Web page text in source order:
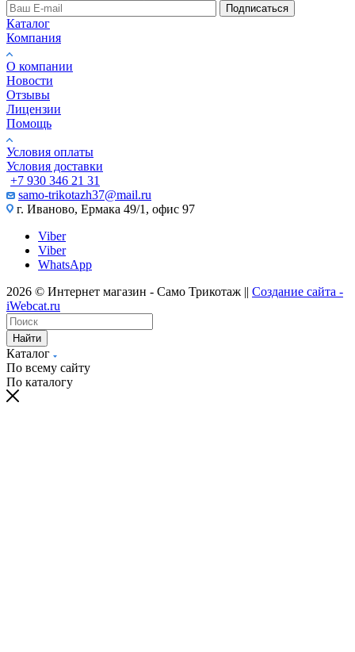
Подписаться
Каталог
Компания
О компании
Новости
Отзывы
Лицензии
Помощь
Условия оплаты
Условия доставки
+7 930 346 21 31
samo-trikotazh37@mail.ru
г. Иваново, Ермака 49/1, офис 97
Viber
Viber
WhatsApp
2026 © Интернет магазин - Само Трикотаж || Создание сайта -
iWebcat.ru
Найти
Каталог
По всему сайту
По каталогу